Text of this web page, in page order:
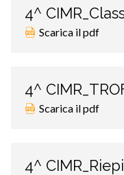
4^
Scarica il pdf
4^
Scarica il pdf
4^